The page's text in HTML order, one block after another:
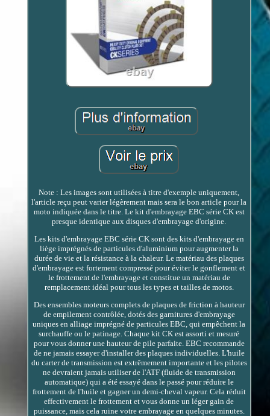
Note : Les images sont utilisées à titre d'exemple uniquement,
l'article reçu peut varier légèrement mais sera le bon article pour la
moto indiquée dans le titre. Le kit d'embrayage EBC série CK est
presque identique aux disques d'embrayage d'origine.
Les kits d'embrayage EBC série CK sont des kits d'embrayage en
liège imprégnés de particules d'aluminium pour augmenter la
durée de vie et la résistance à la chaleur. Le matériau des plaques
d'embrayage est fortement compressé pour éviter le gonflement et
le frottement de l'embrayage et constitue un matériau de
remplacement idéal pour tous les types et tailles de motos.
Des ensembles moteurs complets de plaques de friction à hauteur
de empilement contrôlée, dotés des garnitures d'embrayage
uniques en alliage imprégné de particules EBC, qui empêchent la
surchauffe ou le patinage. Chaque kit CK est assorti et mesuré
pour vous donner une hauteur de pile parfaite. EBC recommande
de ne jamais essayer d'installer des plaques individuelles. L'huile
du carter de transmission est extrêmement importante et les pilotes
ne devraient jamais utiliser de l'ATF (fluide de transmission
automatique) qui a été essayé dans le passé pour réduire le
frottement de l'huile et gagner un demi-cheval vapeur. Cela réduit
effectivement le frottement et vous donne un léger gain de
puissance, mais cela ruine votre embrayage en quelques minutes.